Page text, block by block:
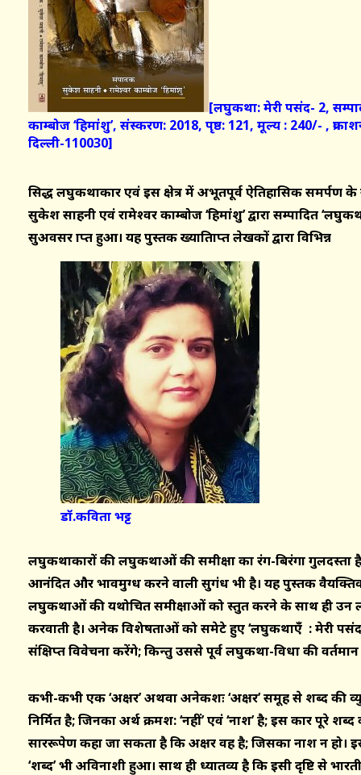
[लघुकथा: मेरी पसंद- 2,
काम्बोज ‘हिमांशु’, संस्करण: 2018, पृष्ठ: 121, मूल्य : 240/- ,
दिल्ली-110030]
प्रसिद्ध लघुकथाकार एवं इस क्षेत्र में अभूतपूर्व ऐतिहासिक समर्पण
सुकेश साहनी एवं रामेश्वर काम्बोज ‘हिमांशु’ द्वारा सम्पादित
सुअवसर प्राप्त हुआ। यह पुस्तक ख्यातिप्राप्त लेखकों द्वारा विभिन्न
डॉ.कविता भट्ट
लघुकथाकारों की लघुकथाओं की समीक्षा का रंग-बिरंगा गुलदस्ता
आनंदित और भावमुग्ध करने वाली सुगंध भी है। यह पुस्तक
लघुकथाओं की यथोचित समीक्षाओं को प्रस्तुत करने के साथ ही
करवाती है। अनेक विशेषताओं को समेटे हुए ‘लघुकथाएँ : मेरी
संक्षिप्त विवेचना करेंगे; किन्तु उससे पूर्व लघुकथा-विधा की वर्तमान
कभी-कभी एक ‘अक्षर’ अथवा अनेकशः ‘अक्षर’ समूह से शब्द की
निर्मित है; जिनका अर्थ क्रमश: ‘नहीं’ एवं ‘नाश’ है; इस प्रकार पूरे
साररूपेण कहा जा सकता है कि अक्षर वह है; जिसका नाश न हो। इस
‘शब्द’ भी अविनाशी हुआ। साथ ही ध्यातव्य है कि इसी दृष्टि से